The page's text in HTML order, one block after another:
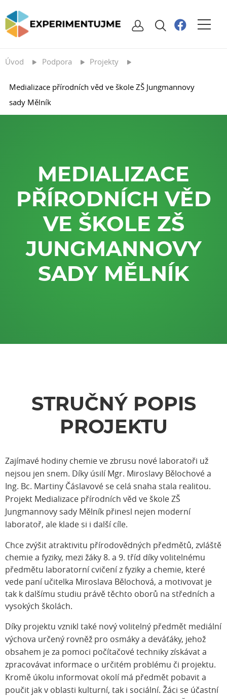
Úvod Podpora Projekty
Medializace přírodních věd ve škole ZŠ Jungmannovy
sady Mělník
MEDIALIZACE
PŘÍRODNÍCH VĚD
VE ŠKOLE ZŠ
JUNGMANNOVY
SADY MĚLNÍK
STRUČNÝ POPIS
PROJEKTU
Zajímavé hodiny chemie ve zbrusu nové laboratoři už
nejsou jen snem. Díky úsilí Mgr. Miroslavy Bělochové a
Ing. Bc. Martiny Čáslavové se celá snaha stala realitou.
Projekt Medializace přírodních věd ve škole ZŠ
Jungmannovy sady Mělník přinesl nejen moderní
laboratoř, ale klade si i další cíle.
Chce zvýšit atraktivitu přírodovědných předmětů, zvláště
chemie a fyziky, mezi žáky 8. a 9. tříd díky volitelnému
předmětu laboratorní cvičení z fyziky a chemie, které
vede paní učitelka Miroslava Bělochová, a motivovat je
tak k dalšímu studiu právě těchto oborů na středních a
vysokých školách.
Díky projektu vznikl také nový volitelný předmět mediální
výchova určený rovněž pro osmáky a deváťáky, jehož
obsahem je za pomoci počítačové techniky získávat a
zpracovávat informace o určitém problému či projektu.
Kromě úkolu informovat okolí má předmět pobavit a
poučit jak v oblasti kulturní, tak i sociální. Žáci se účastní